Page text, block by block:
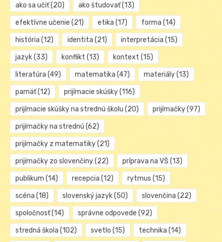
ako sa učiť(20) ako študovať(13)
efektívne učenie (21) etika (17) forma (14)
história (12) identita (21) interpretácia (15)
jazyk(33) konflikt (13) kontext (15)
literatúra (49) matematika (47) materiály(13)
pamäť(12) prijímacie skúšky(116)
prijímacie skúšky na strednú školu (20) prijímačky(97)
prijímačky na strednú (62)
prijímačky z matematiky(21)
prijímačky zo slovenčiny(22) príprava na VŠ (13)
publikum (14) recepcia (12) rytmus (15)
scéna (18) slovenský jazyk(50) slovenčina (22)
spoločnosť(14) správne odpovede (92)
stredná škola (102) svetlo (15) technika (14)